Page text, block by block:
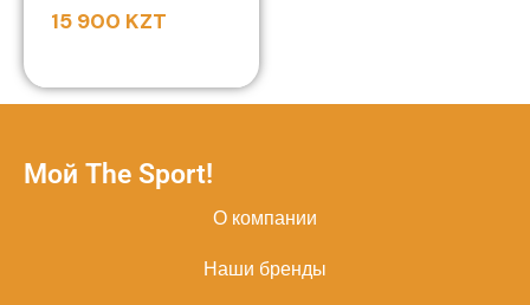
15 900 KZT
Мой The Sport!
О компании
Наши бренды